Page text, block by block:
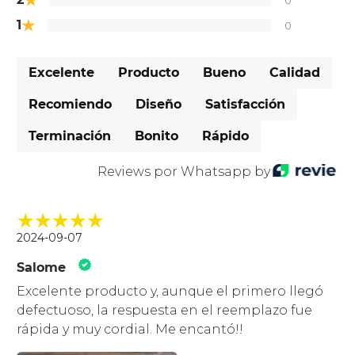
1★ 0
Excelente Producto Bueno Calidad
Recomiendo Diseño Satisfacción
Terminación Bonito Rápido
Reviews por Whatsapp by
2024-09-07
Salome
Excelente producto y, aunque el primero llegó
defectuoso, la respuesta en el reemplazo fue
rápida y muy cordial. Me encantó!!